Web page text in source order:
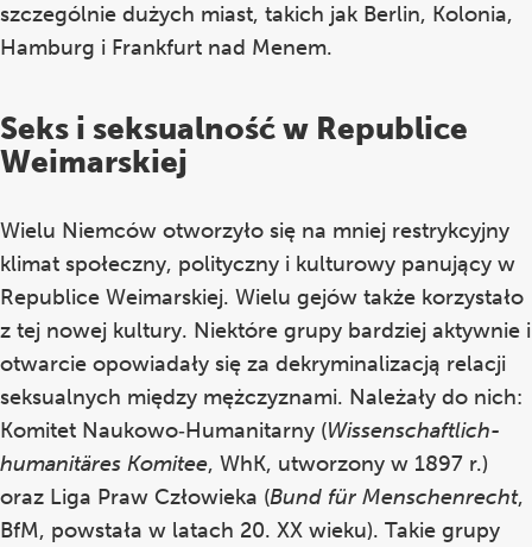
szczególnie dużych miast, takich jak Berlin, Kolonia,
Hamburg i Frankfurt nad Menem.
Seks i seksualność w Republice
Weimarskiej
Wielu Niemców otworzyło się na mniej restrykcyjny
klimat społeczny, polityczny i kulturowy panujący w
Republice Weimarskiej. Wielu gejów także korzystało
z tej nowej kultury. Niektóre grupy bardziej aktywnie i
otwarcie opowiadały się za dekryminalizacją relacji
seksualnych między mężczyznami. Należały do nich:
Komitet Naukowo‑Humanitarny (Wissenschaftlich-
humanitäres Komitee, WhK, utworzony w 1897 r.)
oraz Liga Praw Człowieka (Bund für Menschenrecht,
BfM, powstała w latach 20. XX wieku). Takie grupy